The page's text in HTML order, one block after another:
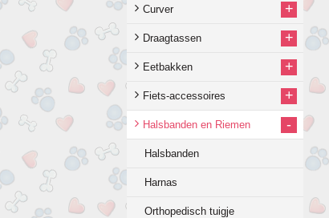
Curver +
Draagtassen +
Eetbakken +
Fiets-accessoires +
Halsbanden en Riemen -
Halsbanden
Harnas
Orthopedisch tuigje